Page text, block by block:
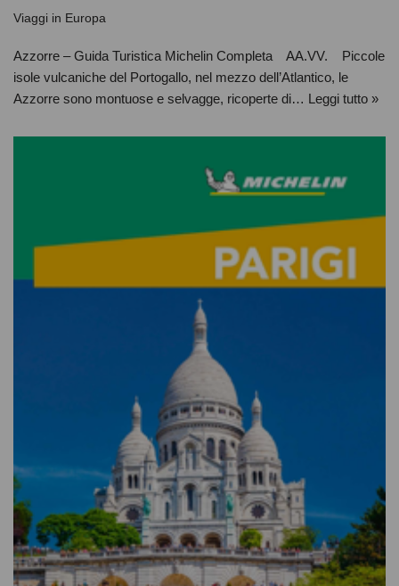
Viaggi in Europa
Azzorre – Guida Turistica Michelin Completa AA.VV. Piccole
isole vulcaniche del Portogallo, nel mezzo dell’Atlantico, le
Azzorre sono montuose e selvagge, ricoperte di… Leggi tutto »